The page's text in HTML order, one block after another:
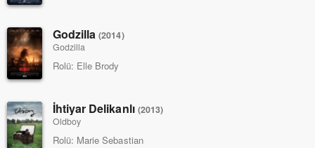
Godzilla(2014)
Godzilla
Rolü: Elle Brody
İhtiyar Delikanlı (2013)
Oldboy
Rolü: Marie Sebastian